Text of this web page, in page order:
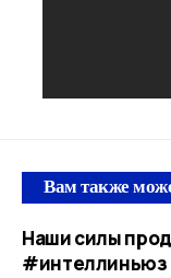
Вам также
Наши силы
#интеллиньюз